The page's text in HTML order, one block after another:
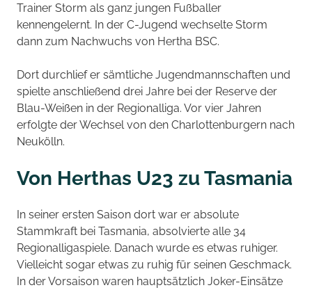
Trainer Storm als ganz jungen Fußballer
kennengelernt. In der C-Jugend wechselte Storm
dann zum Nachwuchs von Hertha BSC.
Dort durchlief er sämtliche Jugendmannschaften und
spielte anschließend drei Jahre bei der Reserve der
Blau-Weißen in der Regionalliga. Vor vier Jahren
erfolgte der Wechsel von den Charlottenburgern nach
Neukölln.
Von Herthas U23 zu Tasmania
In seiner ersten Saison dort war er absolute
Stammkraft bei Tasmania, absolvierte alle 34
Regionalligaspiele. Danach wurde es etwas ruhiger.
Vielleicht sogar etwas zu ruhig für seinen Geschmack.
In der Vorsaison waren hauptsätzlich Joker-Einsätze